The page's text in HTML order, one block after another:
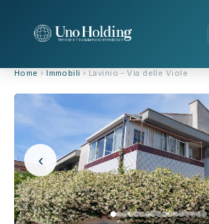
Home › Immobili › Lavinio - Via delle Viole
‹